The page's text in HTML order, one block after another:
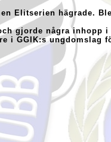
Elitserien hägrade.
gjorde några inhopp i
i GGIK:s ungdomslag